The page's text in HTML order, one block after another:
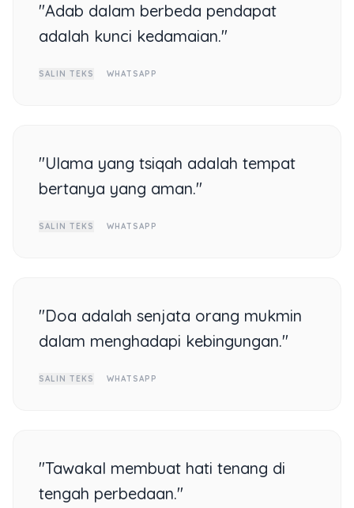
"Adab dalam berbeda pendapat
adalah kunci kedamaian."
SALIN TEKS WHATSAPP
"Ulama yang tsiqah adalah tempat
bertanya yang aman."
SALIN TEKS WHATSAPP
"Doa adalah senjata orang mukmin
dalam menghadapi kebingungan."
SALIN TEKS WHATSAPP
"Tawakal membuat hati tenang di
tengah perbedaan."